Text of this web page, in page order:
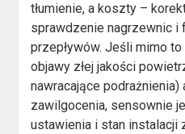
tłumienie, a koszty –
sprawdzenie nagrzewnic i
przepływów. Jeśli mimo
objawy złej jakości
nawracające
zawilgocenia, sensownie
ustawienia i stan instalacji